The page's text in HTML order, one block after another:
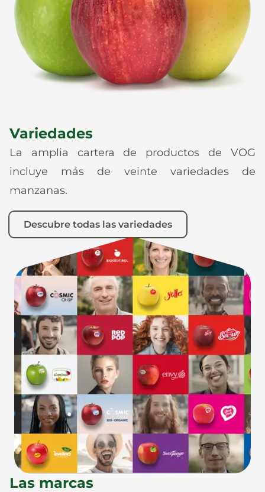
Noticias
En
Variedades
La amplia cartera de productos de VOG
incluye más de veinte variedades de
manzanas.
Descubre todas las variedades
Las marcas